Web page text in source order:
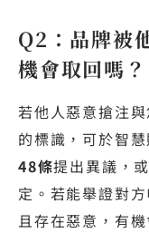
Q2：品牌被
機會取回嗎？
若他人惡意搶注
的標識，可於智
48條提出異議，
定。若能舉證對
且存在惡意，有